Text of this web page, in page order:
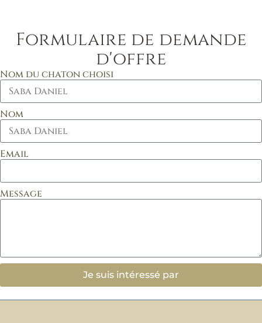
Formulaire de demande
d'offre
Nom du chaton choisi
Nom
Email
Message
Je suis intéressé par